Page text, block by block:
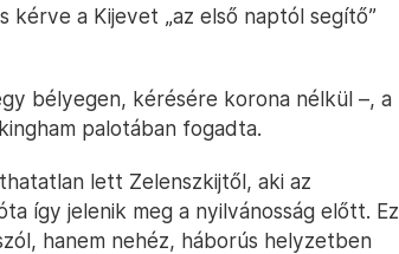
kérve a Kijevet „az első naptól segítő”
bélyegen, kérésére korona nélkül –, a
palotában fogadta.
lett Zelenszkijtől, aki az
így jelenik meg a nyilvánosság előtt. Ez
hanem nehéz, háborús helyzetben